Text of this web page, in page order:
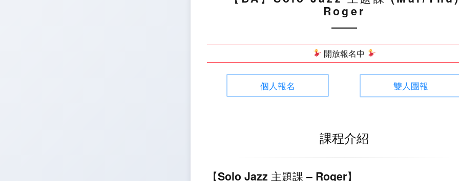
Roger
開放報名中
個人報名 雙人團報
課程介紹
【Solo Jazz 主題課 – Roger】